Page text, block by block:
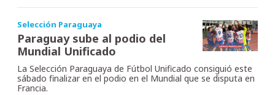
Selección Paraguaya
Paraguay sube al podio del
Mundial Unificado
La Selección Paraguaya de Fútbol Unificado consiguió este
sábado finalizar en el podio en el Mundial que se disputa en
Francia.